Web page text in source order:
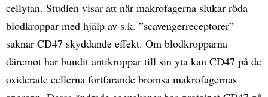
cellytan. Studien visar att när makrofagerna slukar röda
blodkroppar med hjälp av s.k. ”scavengerreceptorer”
saknar CD47 skyddande effekt. Om blodkropparna
däremot har bundit antikroppar till sin yta kan CD47 på de
oxiderade cellerna fortfarande bromsa makrofagernas